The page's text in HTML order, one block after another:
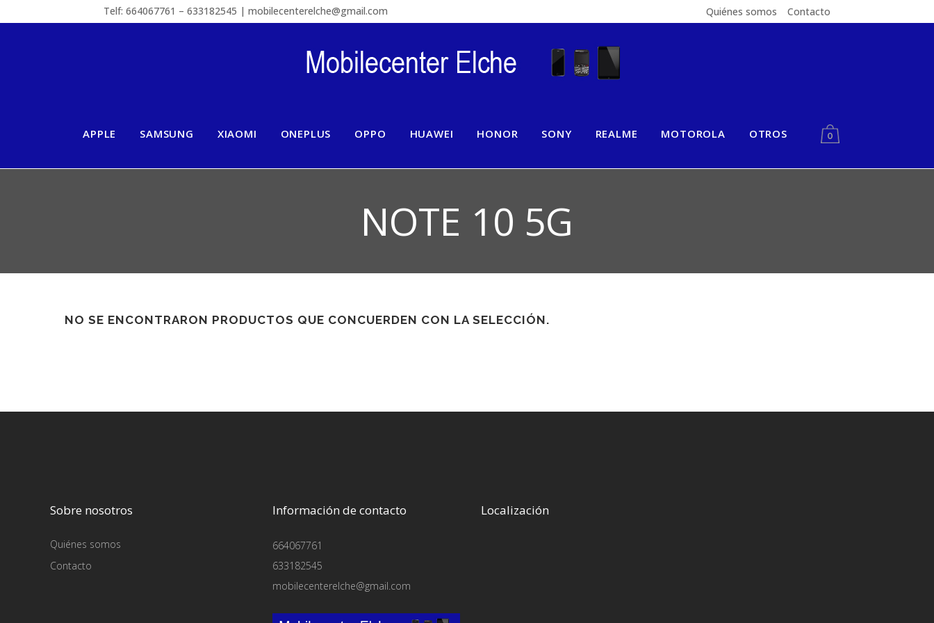
Telf: 664067761 – 633182545 | mobilecenterelche@gmail.com Quiénes somos Contacto
APPLE SAMSUNG XIAOMI ONEPLUS OPPO HUAWEI HONOR SONY REALME MOTOROLA OTROS 0
NOTE 10 5G
NO SE ENCONTRARON PRODUCTOS QUE CONCUERDEN CON LA SELECCIÓN.
Sobre nosotros
Quiénes somos
Contacto
Información de contacto
664067761
633182545
mobilecenterelche@gmail.com
Localización